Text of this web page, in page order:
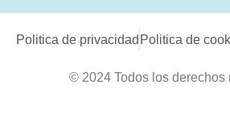
Politica de privacidadPolitica de
© 2024 Todos los derechos